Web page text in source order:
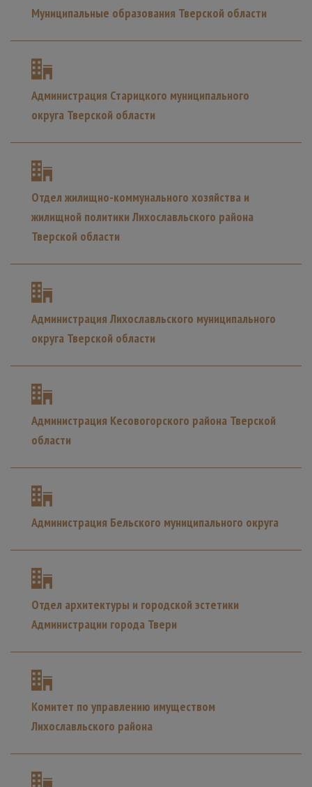
Муниципальные образования Тверской области
Администрация Старицкого муниципального
округа Тверской области
Отдел жилищно-коммунального хозяйства и
жилищной политики Лихославльского района
Тверской области
Администрация Лихославльского муниципального
округа Тверской области
Администрация Кесовогорского района Тверской
области
Администрация Бельского муниципального округа
Отдел архитектуры и городской эстетики
Администрации города Твери
Комитет по управлению имуществом
Лихославльского района